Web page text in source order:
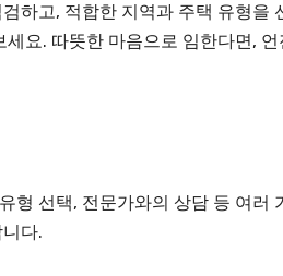
하고, 적합한 지역과 주택 유형을
요. 따뜻한 마음으로 임한다면, 언
형 선택, 전문가와의 상담 등 여러
다.